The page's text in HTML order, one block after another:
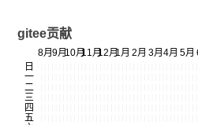
gitee贡献